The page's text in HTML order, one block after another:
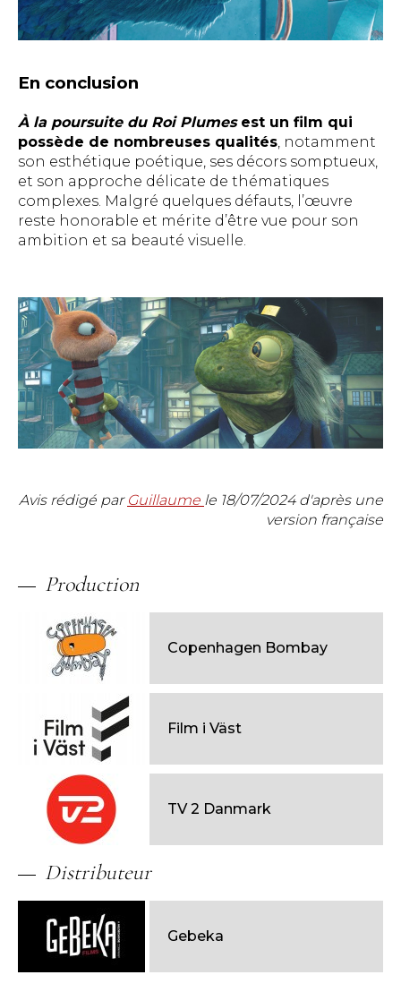
En conclusion
À la poursuite du Roi Plumesest un film qui
possède de nombreuses qualités, notamment
son esthétique poétique, ses décors somptueux,
et son approche délicate de thématiques
complexes. Malgré quelques défauts, l’œuvre
reste honorable et mérite d’être vue pour son
ambition et sa beauté visuelle.
Avis rédigé par Guillaume le 18/07/2024d'après une
version française
Production
Copenhagen Bombay
Film i Väst
TV 2 Danmark
Distributeur
Gebeka